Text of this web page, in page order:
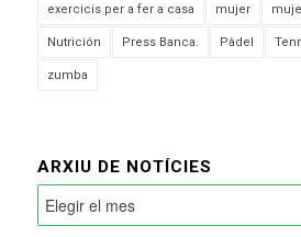
exercicis per a fer a casa mujer
Nutrición Press Banca. Pàdel
zumba
ARXIU DE NOTÍCIES